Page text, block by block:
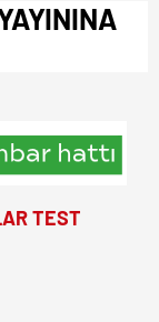
TEST